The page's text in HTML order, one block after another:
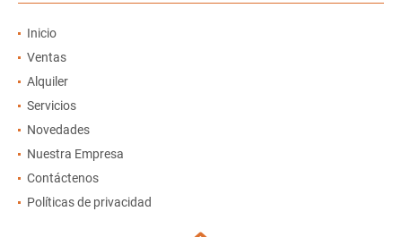
Inicio
Ventas
Alquiler
Servicios
Novedades
Nuestra Empresa
Contáctenos
Políticas de privacidad